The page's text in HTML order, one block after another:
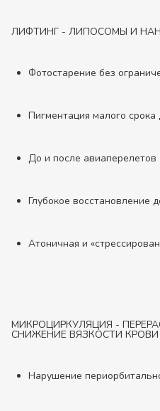
ЛИФТИНГ - ЛИПОСОМЫ И
Фотостарение без
Пигментация малого срока
До и после авиаперелетов
Глубокое восстановление
Атоничная и
МИКРОЦИРКУЛЯЦИЯ -
СНИЖЕНИЕ ВЯЗКОСТИ КРОВИ
Нарушение